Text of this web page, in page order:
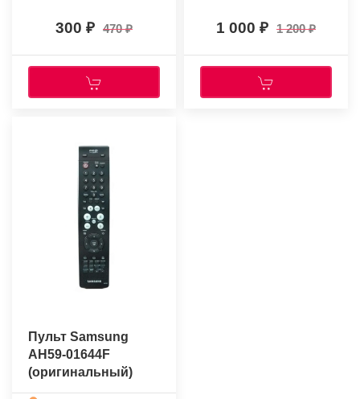
300 470 1 000 1 200
Пульт Samsung
AH59-01644F
(оригинальный)